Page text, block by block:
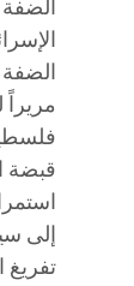
الضفة
الضفة
قبضة
إلى
تفريغ